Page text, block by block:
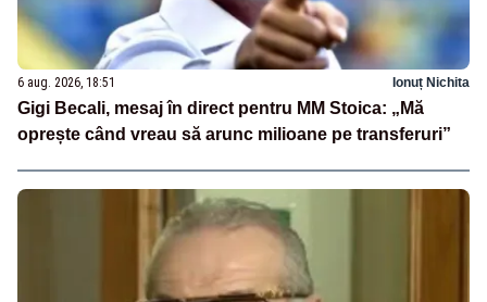
6 aug. 2026, 18:51 Ionuț Nichita
Gigi Becali, mesaj în direct pentru MM Stoica: „Mă
oprește când vreau să arunc milioane pe transferuri”